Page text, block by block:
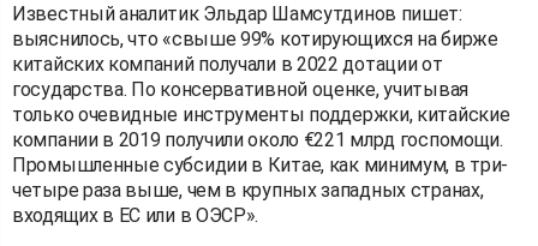
Известный аналитик Эльдар Шамсутдинов пишет:
выяснилось, что «свыше 99% котирующихся на бирже
китайских компаний получали в 2022 дотации от
государства. По консервативной оценке, учитывая
только очевидные инструменты поддержки, китайские
компании в 2019 получили около €221 млрд госпомощи.
Промышленные субсидии в Китае, как минимум, в три-
четыре раза выше, чем в крупных западных странах,
входящих в ЕС или в ОЭСР».